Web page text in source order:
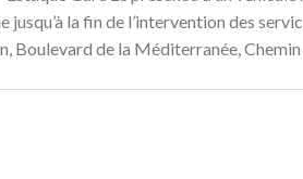
la fin de l’intervention des
Boulevard de la Méditerranée, Chemin